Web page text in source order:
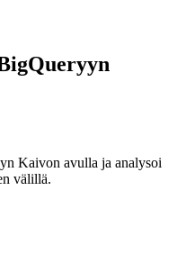
Kaivon avulla ja analysoi
välillä.